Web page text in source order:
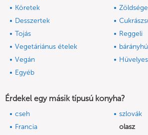
Köretek
Desszertek
Tojás
Reggeli
Vegetáriánus ételek
Vegán
Egyéb
Érdekel egy másik típusú konyha?
cseh
szlovák
Francia
olasz